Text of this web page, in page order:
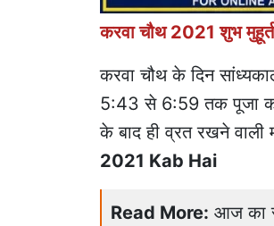
करवा चौथ 2021 शुभ
करवा चौथ के दिन
5:43 से 6:59 तक पूजा का
के बाद ही व्रत रखने
2021 Kab Hai
Read More: आज का